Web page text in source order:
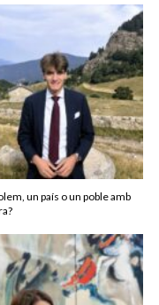
un país o un poble amb